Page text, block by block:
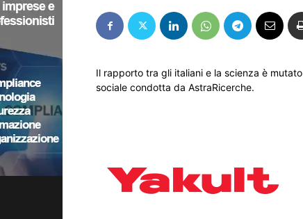
Il rapporto tra gli italiani e la scienza è
sociale condotta da AstraRicerche.